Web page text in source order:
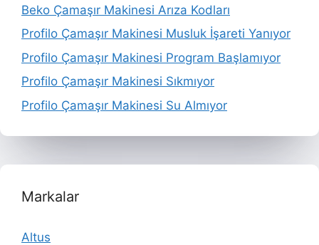
Beko Çamaşır Makinesi Arıza Kodları
Profilo Çamaşır Makinesi Musluk İşareti Yanıyor
Profilo Çamaşır Makinesi Program Başlamıyor
Profilo Çamaşır Makinesi Sıkmıyor
Profilo Çamaşır Makinesi Su Almıyor
Markalar
Altus